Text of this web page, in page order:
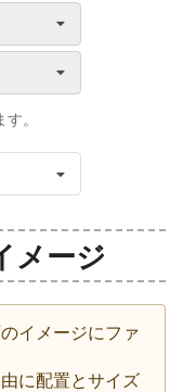
。
メージ
イメージにファ
に配置とサイズ